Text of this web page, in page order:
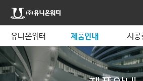
유니온워터 제품안내 시